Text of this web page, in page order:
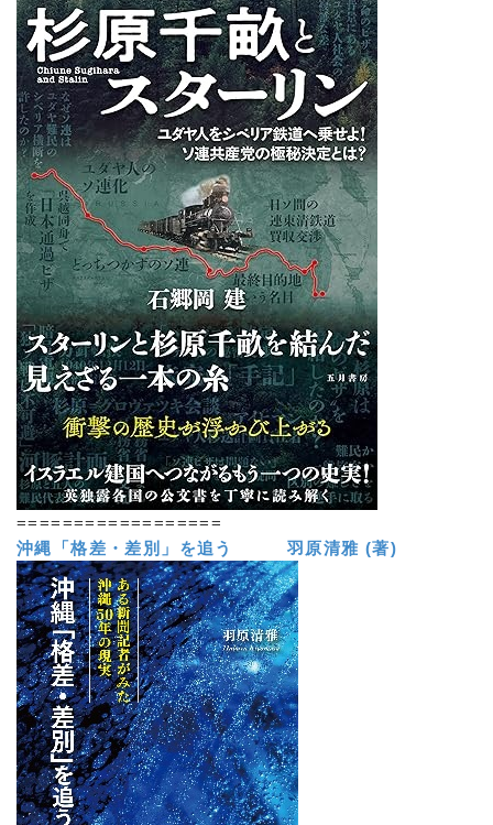
==================
沖縄「格差・差別」を追う 羽原清雅 (著)